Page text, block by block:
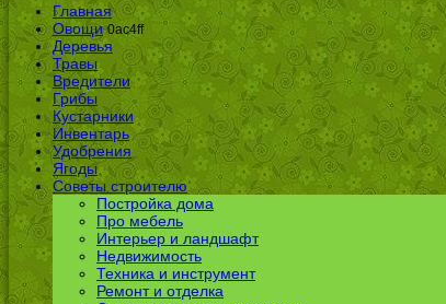
Главная
Овощи 0ac4ff
Деревья
Травы
Вредители
Грибы
Кустарники
Инвентарь
Удобрения
Ягоды
Советы строителю
Постройка дома
Про мебель
Интерьер и ландшафт
Недвижимость
Техника и инструмент
Ремонт и отделка